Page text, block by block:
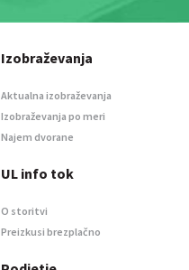
Izobraževanja
Aktualna izobraževanja
Izobraževanja po meri
Najem dvorane
UL info tok
O storitvi
Preizkusi brezplačno